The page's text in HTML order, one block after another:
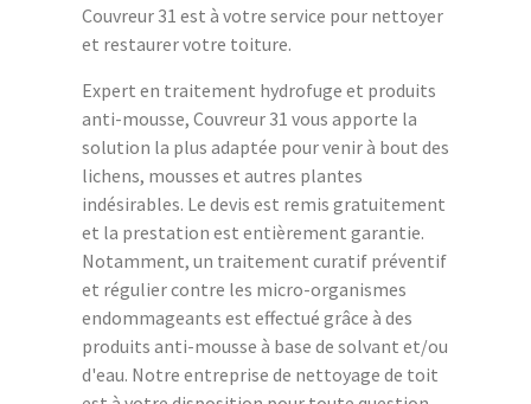
Couvreur 31 est à votre service pour nettoyer
et restaurer votre toiture.
Expert en traitement hydrofuge et produits
anti-mousse, Couvreur 31 vous apporte la
solution la plus adaptée pour venir à bout des
lichens, mousses et autres plantes
indésirables. Le devis est remis gratuitement
et la prestation est entièrement garantie.
Notamment, un traitement curatif préventif
et régulier contre les micro-organismes
endommageants est effectué grâce à des
produits anti-mousse à base de solvant et/ou
d'eau. Notre entreprise de nettoyage de toit